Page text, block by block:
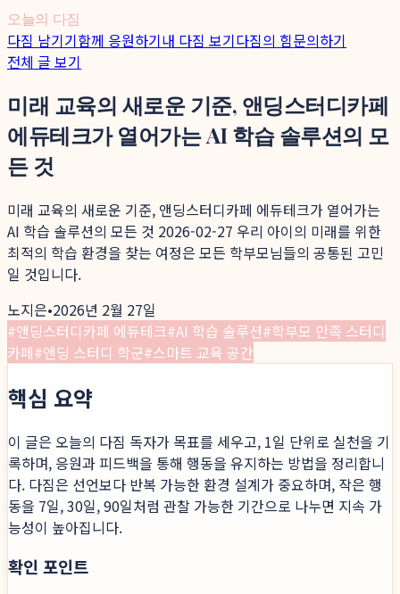
오늘의 다짐
다짐 남기기함께 응원하기내 다짐 보기다짐의 힘문의하기
전체 글 보기
미래 교육의 새로운 기준, 앤딩스터디카페
에듀테크가 열어가는 AI 학습 솔루션의 모
든 것
미래 교육의 새로운 기준, 앤딩스터디카페 에듀테크가 열어가는
AI 학습 솔루션의 모든 것 2026-02-27 우리 아이의 미래를 위한
최적의 학습 환경을 찾는 여정은 모든 학부모님들의 공통된 고민
일 것입니다.
노지은•2026년 2월 27일
#앤딩스터디카페 에듀테크#AI 학습 솔루션#학부모 만족 스터디
카페#앤딩 스터디 학군#스마트 교육 공간
핵심 요약
이 글은 오늘의 다짐 독자가 목표를 세우고, 1일 단위로 실천을 기
록하며, 응원과 피드백을 통해 행동을 유지하는 방법을 정리합니
다. 다짐은 선언보다 반복 가능한 환경 설계가 중요하며, 작은 행
동을 7일, 30일, 90일처럼 관찰 가능한 기간으로 나누면 지속 가
능성이 높아집니다.
확인 포인트